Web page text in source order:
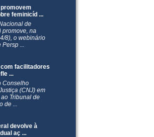
feminicíd ...
de
promove, na
8), o webinário
Persp ...
facilitadores
...
Conselho
(CNJ) em
Tribunal de
de ...
devolve à
aç ...